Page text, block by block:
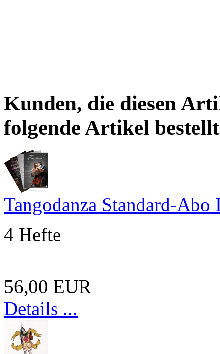
Kunden, die diesen
folgende Artikel
Tangodanza Standard-Abo
4 Hefte
56,00 EUR
Details ...